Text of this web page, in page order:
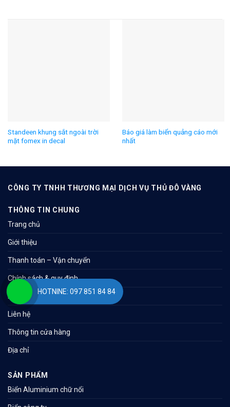
Standeen khung sắt ngoài trời
mặt fomex in decal
Báo giá làm biển quảng cáo mới
nhất
CÔNG TY TNHH THƯƠNG MẠI DỊCH VỤ THỦ ĐÔ VÀNG
THÔNG TIN CHUNG
Trang chủ
Giới thiệu
Thanh toán – Vận chuyển
Chính sách & quy định
Bản đồ
Liên hệ
Thông tin cửa hàng
Địa chỉ
SẢN PHẨM
Biển Aluminium chữ nổi
HOTNINE: 097 851 84 84